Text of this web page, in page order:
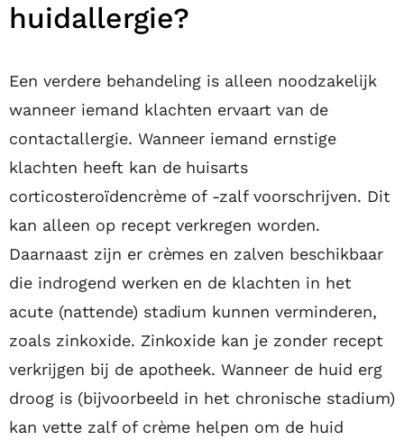
huidallergie?
Een verdere behandeling is alleen noodzakelijk
wanneer iemand klachten ervaart van de
contactallergie. Wanneer iemand ernstige
klachten heeft kan de huisarts
corticosteroïdencrème of -zalf voorschrijven. Dit
kan alleen op recept verkregen worden.
Daarnaast zijn er crèmes en zalven beschikbaar
die indrogend werken en de klachten in het
acute (nattende) stadium kunnen verminderen,
zoals zinkoxide. Zinkoxide kan je zonder recept
verkrijgen bij de apotheek. Wanneer de huid erg
droog is (bijvoorbeeld in het chronische stadium)
kan vette zalf of crème helpen om de huid